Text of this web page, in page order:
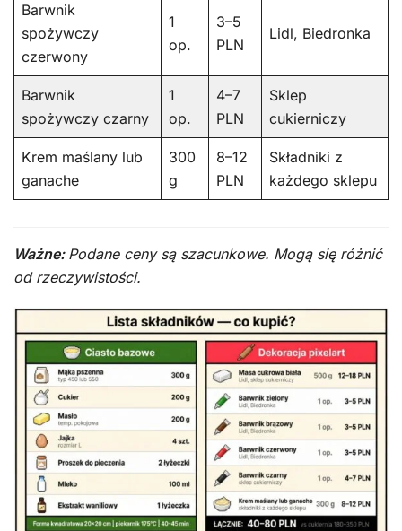
Barwnik
spożywczy
czerwony
1
op.
3–5
PLN
Lidl, Biedronka
Barwnik
spożywczy czarny
1
op.
4–7
PLN
Sklep
cukierniczy
Krem maślany lub
ganache
300
g
8–12
PLN
Składniki z
każdego sklepu
Ważne: Podane ceny są szacunkowe. Mogą się różnić
od rzeczywistości.